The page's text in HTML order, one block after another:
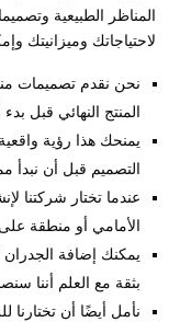
المناظر الطبيعية
لاحتياجاتك وميزانيتك
نحن نقدم تصميمات
المنتج النهائي قبل
يمنحك هذا رؤية
التصميم قبل أن نبدأ
عندما تختار شركتنا
الأمامي أو منطقة
يمكنك إضافة الجدران
بثقة مع العلم أننا
نأمل أيضًا أن